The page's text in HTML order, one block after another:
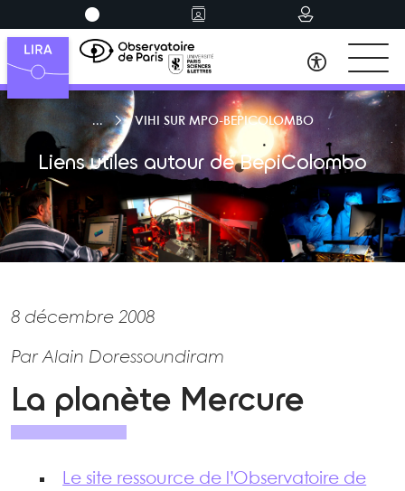
VIHI SUR MPO-BEPICOLOMBO
Liens utiles autour de BepiColombo
8 décembre 2008
Par Alain Doressoundiram
La planète Mercure
Le site ressource de l’Observatoire de